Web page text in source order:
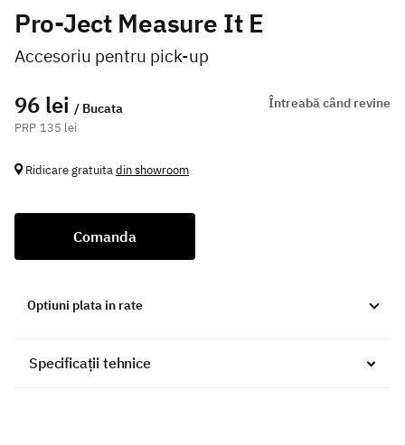
Pro-Ject Measure It E
Accesoriu pentru pick-up
96 lei / Bucata
135 lei
Întreabă când revine
Ridicare gratuitadin showroom
Comanda
Optiuni plata in rate
Specificații tehnice